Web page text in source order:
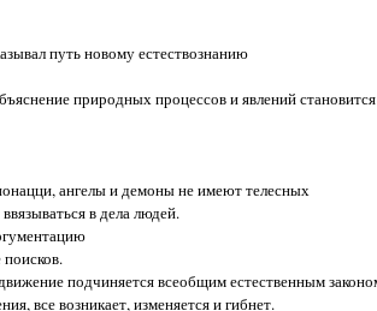
путь новому естествознанию
природных процессов и явлений
ангелы и демоны не имеют телесных
в дела людей.
подчиняется всеобщим естественным
все возникает, изменяется и гибнет.